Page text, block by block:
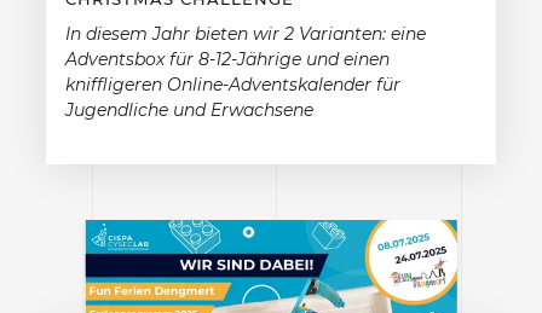
In diesem Jahr bieten wir 2 Varianten: eine
Adventsbox für 8-12-Jährige und einen
kniffligeren Online-Adventskalender für
Jugendliche und Erwachsene